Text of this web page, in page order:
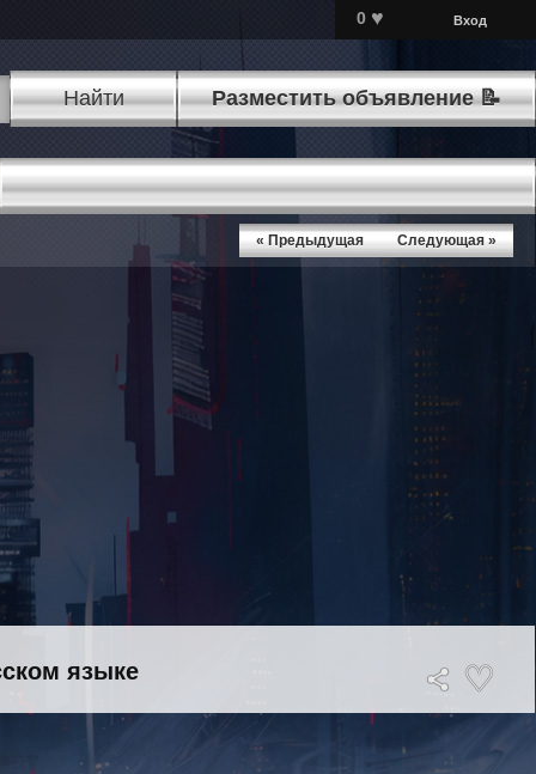
0 ♥ Вход
Найти Разместить объявление 📝
« Предыдущая Следующая »
языке